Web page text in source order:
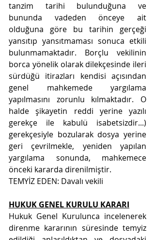
tanzim tarihi bulunduğuna ve
bununda vadeden önceye ait
olduğuna göre bu tarihin gerçeği
yansıtıp yansıtmaması sonuca etkili
bulunmamaktadır. Borçlu vekilinin
borca yönelik olarak dilekçesinde ileri
sürdüğü itirazları kendisi açısından
genel mahkemede yargılama
yapılmasını zorunlu kılmaktadır. O
halde şikayetin reddi yerine yazılı
gerekçe ile kabulü isabetsizdir...)
gerekçesiyle bozularak dosya yerine
geri çevrilmekle, yeniden yapılan
yargılama sonunda, mahkemece
önceki kararda direnilmiştir.
TEMYİZ EDEN: Davalı vekili
HUKUK GENEL KURULU KARARI
Hukuk Genel Kurulunca incelenerek
direnme kararının süresinde temyiz